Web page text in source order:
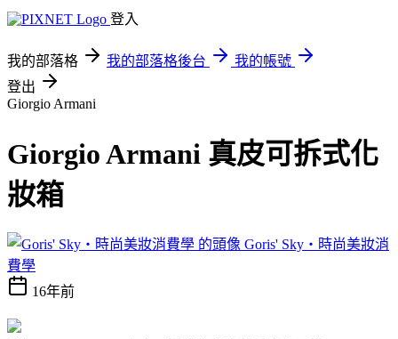
登入
我的部落格 我的部落格後台
我的帳號
登出
Giorgio Armani
Giorgio Armani 真皮可拆式化
妝箱
Goris' Sky‧時尚美妝消
費學
16年前